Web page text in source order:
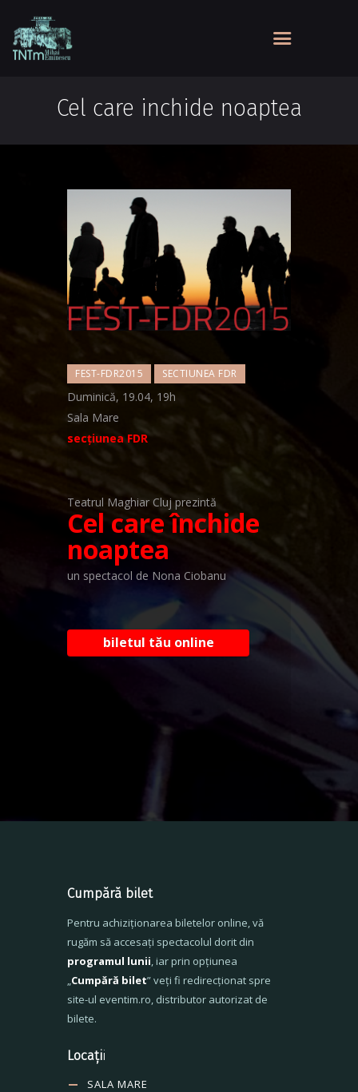
Cel care inchide noaptea
FEST-FDR2015 SECTIUNEA FDR
Duminică, 19.04, 19h
Sala Mare
secțiunea FDR
Teatrul Maghiar Cluj prezintă
Cel care închide
noaptea
un spectacol de Nona Ciobanu
biletul tău online
Cumpără bilet
Pentru achiziționarea biletelor online, vă
rugăm să accesați spectacolul dorit din
programul lunii, iar prin opțiunea
„Cumpără bilet” veți fi redirecționat spre
site-ul eventim.ro, distributor autorizat de
bilete.
Locații
SALA MARE